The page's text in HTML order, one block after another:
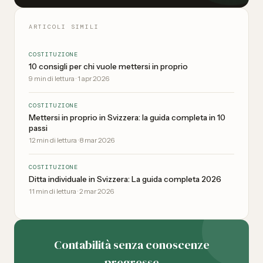
ARTICOLI SIMILI
COSTITUZIONE
10 consigli per chi vuole mettersi in proprio
9 min di lettura · 1 apr 2026
COSTITUZIONE
Mettersi in proprio in Svizzera: la guida completa in 10
passi
12 min di lettura ·8 mar 2026
COSTITUZIONE
Ditta individuale in Svizzera: La guida completa 2026
11 min di lettura ·2 mar 2026
Contabilità senza conoscenze